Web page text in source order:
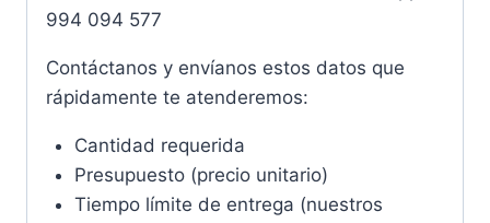
994 094 577
Contáctanos y envíanos estos datos que
rápidamente te atenderemos:
Cantidad requerida
Presupuesto (precio unitario)
Tiempo límite de entrega (nuestros